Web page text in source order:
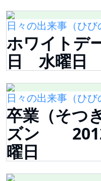
日々の出来事（ひび
ホワイトデ
日 水曜日
日々の出来事（ひび
卒業（そつ
ズン
曜日